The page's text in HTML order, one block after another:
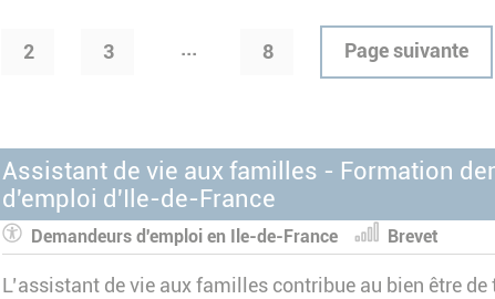
2 3 ... 8 Page suivante
Assistant de vie aux familles - Formation
d'emploi d'Ile-de-France
Demandeurs d'emploi en Ile-de-France Brevet
L’assistant de vie aux familles contribue au bien être